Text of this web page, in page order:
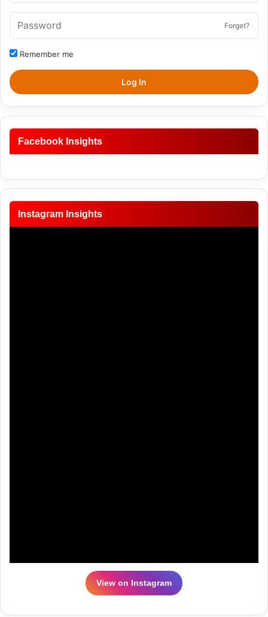
Forget?
Remember me
Log In
Facebook Insights
Instagram Insights
View on Instagram